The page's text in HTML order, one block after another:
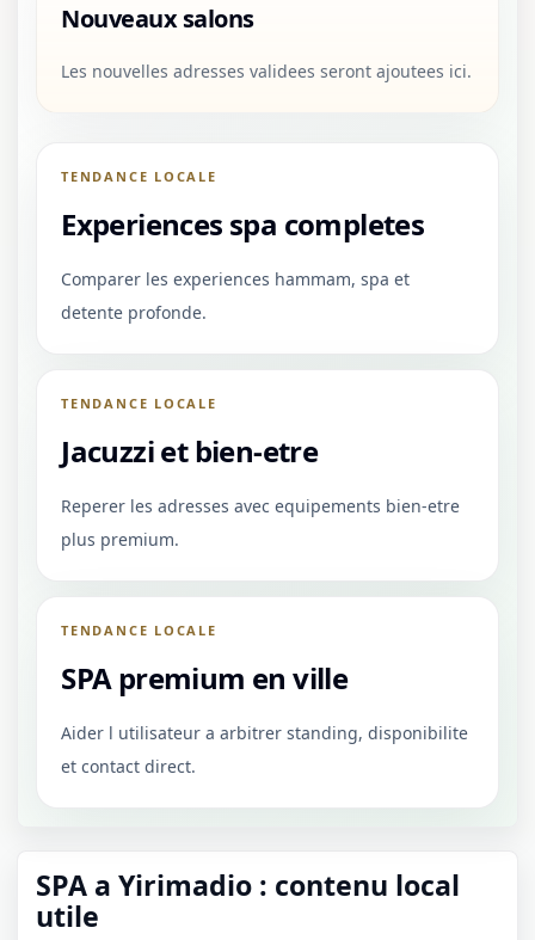
Nouveaux salons
Les nouvelles adresses validees seront ajoutees ici.
TENDANCE LOCALE
Experiences spa completes
Comparer les experiences hammam, spa et
detente profonde.
TENDANCE LOCALE
Jacuzzi et bien-etre
Reperer les adresses avec equipements bien-etre
plus premium.
TENDANCE LOCALE
SPA premium en ville
Aider l utilisateur a arbitrer standing, disponibilite
et contact direct.
SPA a Yirimadio : contenu local
utile